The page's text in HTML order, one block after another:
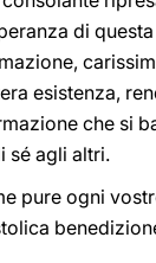
di
esistenza,
che si
sé agli altri.
pure ogni